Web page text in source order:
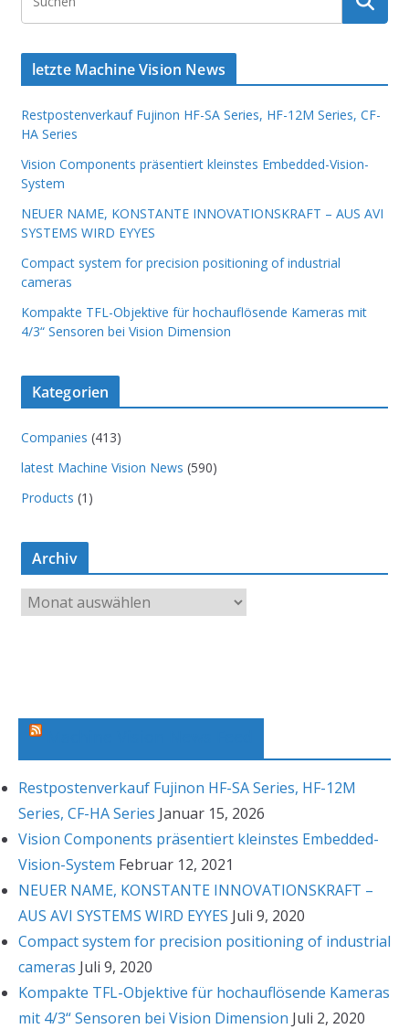
letzte Machine Vision News
Restpostenverkauf Fujinon HF-SA Series, HF-12M Series, CF-
HA Series
Vision Components präsentiert kleinstes Embedded-Vision-
System
NEUER NAME, KONSTANTE INNOVATIONSKRAFT – AUS AVI
SYSTEMS WIRD EYYES
Compact system for precision positioning of industrial
cameras
Kompakte TFL-Objektive für hochauflösende Kameras mit
4/3“ Sensoren bei Vision Dimension
Kategorien
Companies (413)
latest Machine Vision News (590)
Products (1)
Archiv
r
Restpostenverkauf Fujinon HF-SA Series, HF-12M
Series, CF-HA Series Januar 15, 2026
Vision Components präsentiert kleinstes Embedded-
Vision-System Februar 12, 2021
NEUER NAME, KONSTANTE INNOVATIONSKRAFT –
AUS AVI SYSTEMS WIRD EYYES Juli 9, 2020
Compact system for precision positioning of industrial
cameras Juli 9, 2020
Kompakte TFL-Objektive für hochauflösende Kameras
mit 4/3“ Sensoren bei Vision Dimension Juli 2, 2020